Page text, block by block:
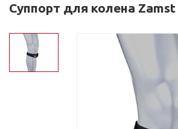
Суппорт для колена Zamst